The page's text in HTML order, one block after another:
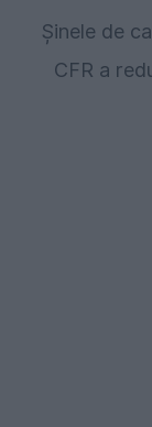
Șinele de
CFR a